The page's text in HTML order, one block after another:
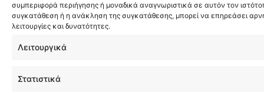
συμπεριφορά περιήγησης ή μοναδικά αναγνωριστικά σε αυτόν τον
συγκατάθεση ή η ανάκληση της συγκατάθεσης, μπορεί να επηρεάσει
λειτουργίες και δυνατότητες.
Λειτουργικά
Στατιστικά